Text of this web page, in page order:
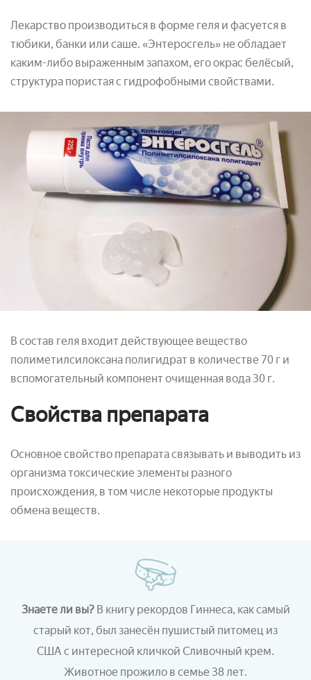
Лекарство производиться в форме геля и фасуется в
тюбики, банки или саше. «Энтеросгель» не обладает
каким-либо выраженным запахом, его окрас белёсый,
структура пористая с гидрофобными свойствами.
В состав геля входит действующее вещество
полиметилсилоксана полигидрат в количестве 70 г и
вспомогательный компонент очищенная вода 30 г.
Свойства препарата
Основное свойство препарата связывать и выводить из
организма токсические элементы разного
происхождения, в том числе некоторые продукты
обмена веществ.
Знаете ли вы?В книгу рекордов Гиннеса, как самый
старый кот, был занесён пушистый питомец из
США с интересной кличкой Сливочный крем.
Животное прожило в семье 38 лет.